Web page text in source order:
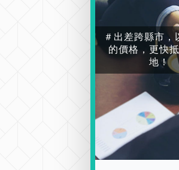
＃出差跨縣市，
的價格，更快
地！